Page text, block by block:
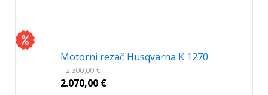
Motorni rezač Husqvarna K 1270
2.300,00€
2.070,00 €